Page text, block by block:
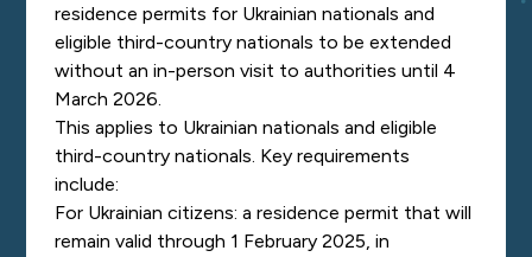
residence permits for Ukrainian nationals and
eligible third-country nationals to be extended
without an in-person visit to authorities until 4
March 2026.
This applies to Ukrainian nationals and eligible
third-country nationals. Key requirements
include:
For Ukrainian citizens: a residence permit that will
remain valid through 1 February 2025, in